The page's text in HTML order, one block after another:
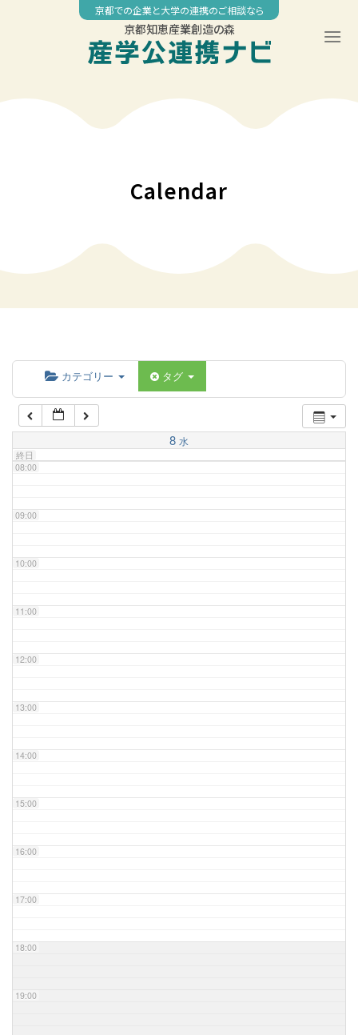
京都での企業と大学の連携のご相談なら
京都知恵産業創造の森
Calendar
カテゴリー タグ
8 水
終日
04:00
07:00
08:00
09:00
10:00
11:00
12:00
13:00
14:00
15:00
16:00
17:00
18:00
19:00